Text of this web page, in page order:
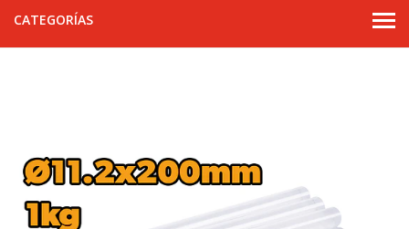
CATEGORÍAS